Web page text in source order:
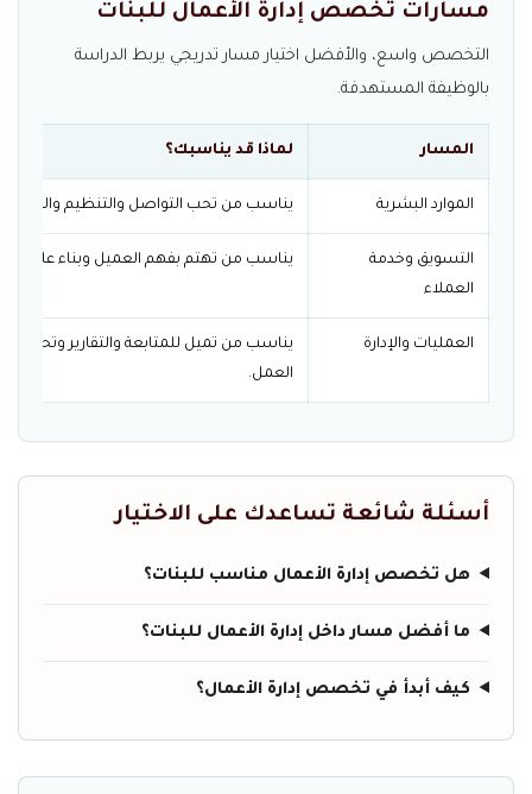
مسارات تخصص إدارة الأعمال للبنات
التخصص واسع، والأفضل اختيار مسار تدريجي يربط الدراسة
بالوظيفة المستهدفة.
المسار لماذا قد يناسبك؟
الموارد البشرية يناسب من تحب التواصل والتنظيم
التسويق وخدمة
العملاء
يناسب من تهتم بفهم العميل وبناء علاقات
العمليات والإدارة
يناسب من تميل للمتابعة والتقارير وتحسين
العمل.
أسئلة شائعة تساعدك على الاختيار
هل تخصص إدارة الأعمال مناسب للبنات؟
ما أفضل مسار داخل إدارة الأعمال للبنات؟
كيف أبدأ في تخصص إدارة الأعمال؟